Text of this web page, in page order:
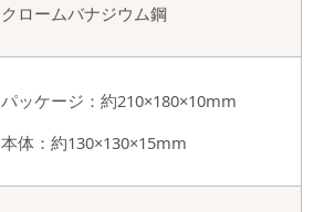
クロームバナジウム鋼
パッケージ：約210×180×10mm
本体：約130×130×15mm